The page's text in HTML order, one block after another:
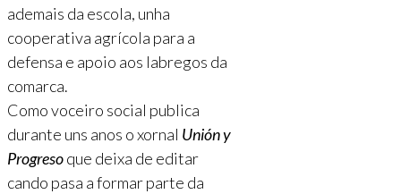
ademais da escola, unha
cooperativa agrícola para a
defensa e apoio aos labregos da
comarca.
Como voceiro social publica
durante uns anos o xornal Unión y
Progresoque deixa de editar
cando pasa a formar parte da